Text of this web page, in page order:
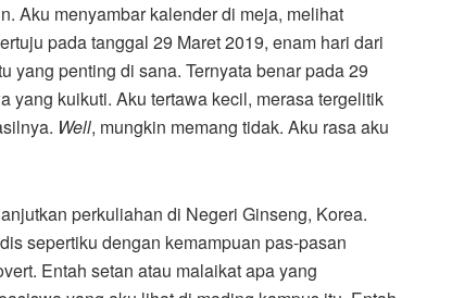
Aku menyambar kalender di meja, melihat
pada tanggal 29 Maret 2019, enam hari dari
yang penting di sana. Ternyata benar pada 29
yang kuikuti. Aku tertawa kecil, merasa tergelitik
Well, mungkin memang tidak. Aku rasa aku
perkuliahan di Negeri Ginseng, Korea.
sepertiku dengan kemampuan pas-pasan
Entah setan atau malaikat apa yang